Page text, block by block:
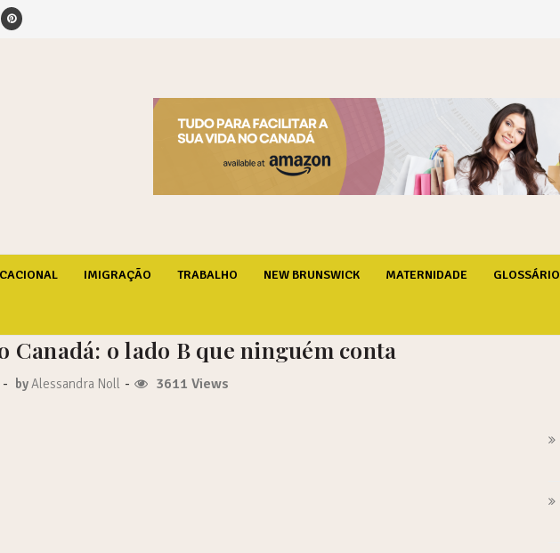
Tudo sobre o Canadá
IMIGRAÇÃO TRABALHO NEW BRUNSWICK MATERNIDADE GLOSSÁRIO
Canadá: o lado B que ninguém conta
- byAlessandra Noll - 3611 Views